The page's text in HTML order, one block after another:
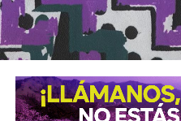
¡Cuántos amigos he tenido
han vuelto a tener tiempo
si lo hacen, se lo toman de
pues su mujer no deja
mucho todavía, cariño?».En
mejor es esperar a